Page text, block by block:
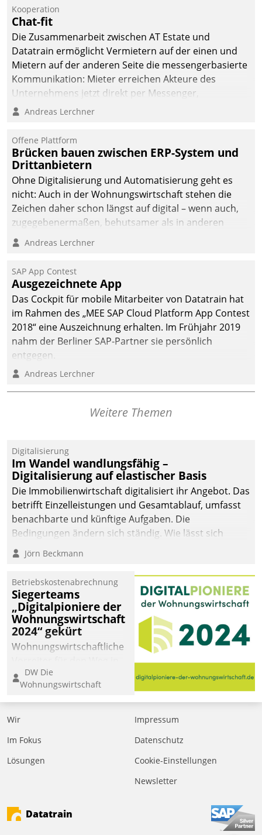
Kooperation
Chat-fit
Die Zusammenarbeit zwischen AT Estate und
Datatrain ermöglicht Vermietern auf der einen und
Mietern auf der anderen Seite die messengerbasierte
Kommunikation: Mieter erreichen Akteure des
Unternehmens jetzt direkt per Messenger,
Mitarbeiter oder Dienstleister empfangen oder
Andreas Lerchner
Offene Plattform
Brücken bauen zwischen ERP-System und
Drittanbietern
Ohne Digitalisierung und Automatisierung geht es
nicht: Auch in der Wohnungswirtschaft stehen die
Zeichen daher schon längst auf digital – wenn auch,
zugegebenermaßen, behutsamer als in anderen
Branchen.
Andreas Lerchner
SAP App Contest
Ausgezeichnete App
Das Cockpit für mobile Mitarbeiter von Datatrain hat
im Rahmen des „MEE SAP Cloud Platform App Contest
2018“ eine Auszeichnung erhalten. Im Frühjahr 2019
nahm der Berliner SAP-Partner sie persönlich
entgegen.
Andreas Lerchner
Weitere Themen
Digitalisierung
Im Wandel wandlungsfähig –
Digitalisierung auf elastischer Basis
Die Immobilienwirtschaft digitalisiert ihr Angebot. Das
betrifft Einzelleistungen und Gesamtablauf, umfasst
benachbarte und künftige Aufgaben. Die
Bedingungen ändern sich ständig. Wie lässt sich
technisch die Kontrolle wahren und zugleich Freiraum
fürs Wachsen öffnen?
Jörn Beckmann
Betriebskostenabrechnung
Siegerteams
„Digitalpioniere der
Wohnungswirtschaft
2024“ gekürt
Wohnungswirtschaftliche
eine digitale Zukunft zu
finden, ist das Ziel des
Awards „Digitalpioniere
der
Bewerben können sich
dafür ein Team
DW Die
Wohnungswirtschaft
Wir
Im Fokus
Lösungen
Impressum
Datenschutz
Cookie-Einstellungen
Newsletter
Datatrain